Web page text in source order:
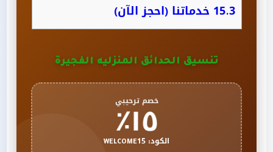
15.3 خدماتنا (احجز الآن)
تنسيق الحدائق المنزليه الفجيرة
خصم ترحيبي
١٥٪
الكود: WELCOME15